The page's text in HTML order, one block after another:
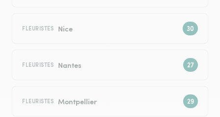
FLEURISTES Nice
FLEURISTES Nantes
FLEURISTES Montpellier